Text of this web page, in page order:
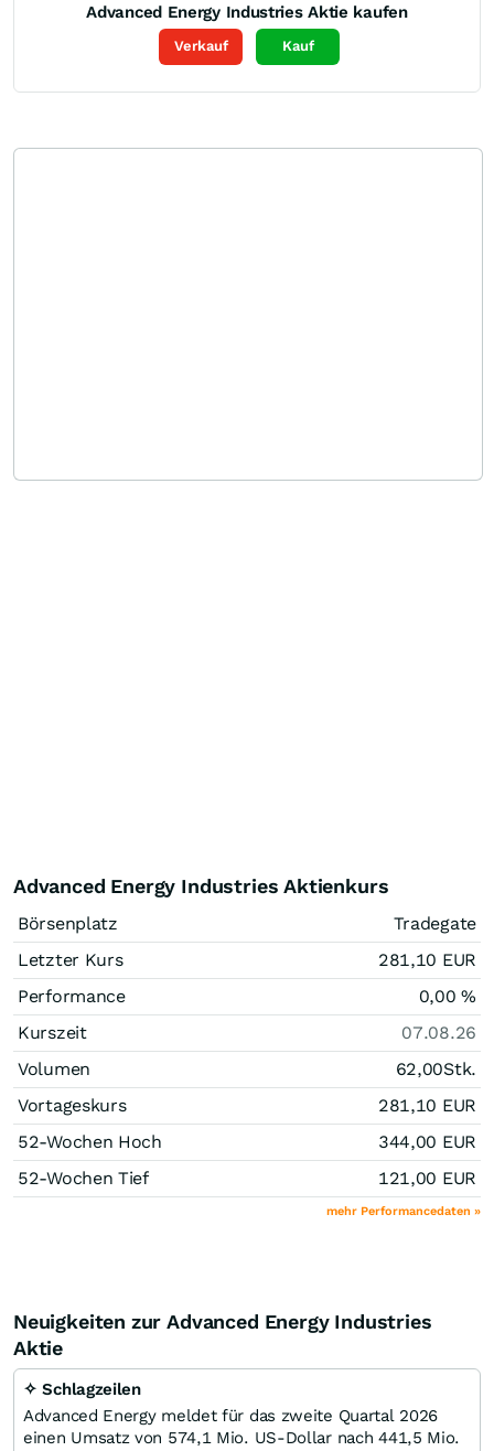
Advanced Energy Industries Aktie kaufen
Verkauf Kauf
Advanced Energy Industries Aktienkurs
Börsenplatz
Tradegate
Letzter Kurs
281,10 EUR
Performance
0,00%
Kurszeit
07.08.26
Volumen
62,00Stk.
Vortageskurs
281,10 EUR
52-Wochen Hoch
344,00 EUR
52-Wochen Tief
121,00 EUR
mehr Performancedaten »
Neuigkeiten zur Advanced Energy Industries
Aktie
✧ Schlagzeilen
Advanced Energy meldet für das zweite Quartal 2026
einen Umsatz von 574,1 Mio. US-Dollar nach 441,5 Mio.